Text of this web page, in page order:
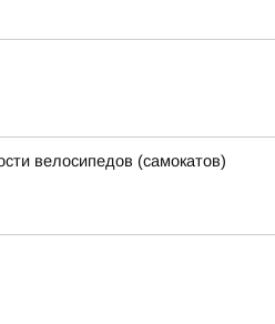
велосипедов (самокатов)